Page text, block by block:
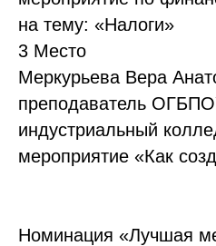
на тему: «Налоги»
3 Место
Меркурьева Вера
преподаватель
индустриальный
мероприятие «Как
Номинация «Лучшая